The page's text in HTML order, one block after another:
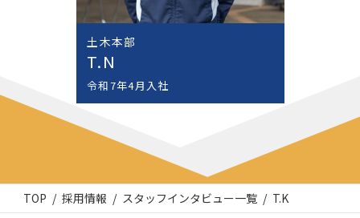
土木本部
T.N
令和7年4月入社
TOP 採用情報 スタッフインタビュー一覧 T.K